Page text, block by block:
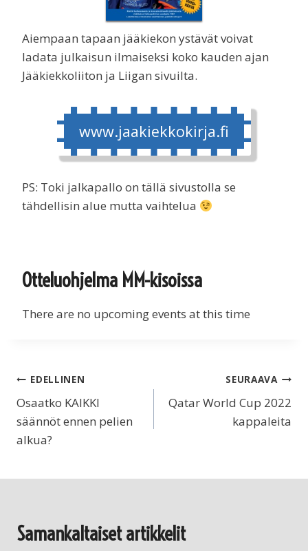
Aiempaan tapaan jääkiekon ystävät voivat
ladata julkaisun ilmaiseksi koko kauden ajan
Jääkiekkoliiton ja Liigan sivuilta.
www.jaakiekkokirja.fi
PS: Toki jalkapallo on tällä sivustolla se
tähdellisin alue mutta vaihtelua
Otteluohjelma MM-kisoissa
There are no upcoming events at this time
Artikkelien
selaus
EDELLINEN
Osaatko KAIKKI
säännöt ennen pelien
alkua?
SEURAAVA
Qatar World Cup 2022
kappaleita
Samankaltaiset artikkelit